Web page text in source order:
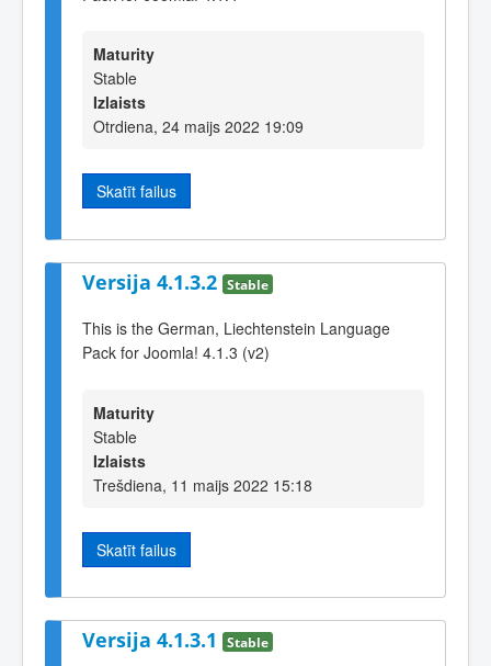
Maturity
Stable
Izlaists
Otrdiena, 24 maijs 2022 19:09
Skatīt failus
Versija 4.1.3.2 Stable
This is the German, Liechtenstein Language
Pack for Joomla! 4.1.3 (v2)
Maturity
Stable
Izlaists
Trešdiena, 11 maijs 2022 15:18
Skatīt failus
Versija 4.1.3.1 Stable